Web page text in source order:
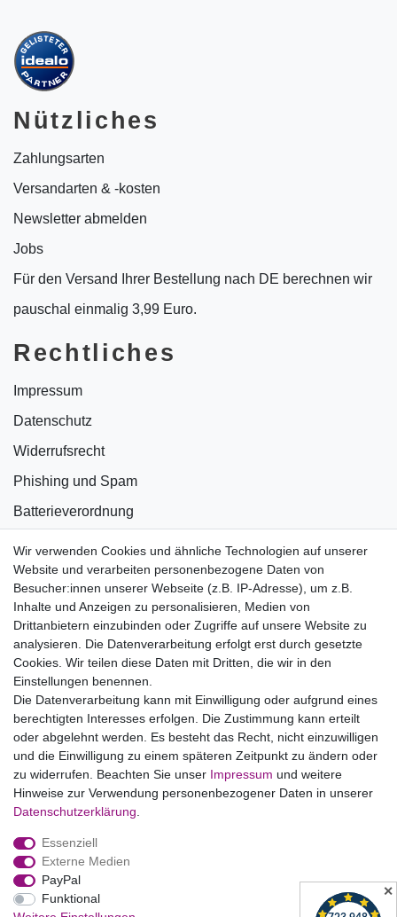
Wir verwenden Cookies und ähnliche Technologien auf unserer
Website und verarbeiten personenbezogene Daten von
Besucher:innen unserer Webseite (z.B. IP-Adresse), um z.B.
Inhalte und Anzeigen zu personalisieren, Medien von
Drittanbietern einzubinden oder Zugriffe auf unsere Website zu
analysieren. Die Datenverarbeitung erfolgt erst durch gesetzte
Cookies. Wir teilen diese Daten mit Dritten, die wir in den
Einstellungen benennen.
Die Datenverarbeitung kann mit Einwilligung oder aufgrund eines
berechtigten Interesses erfolgen. Die Zustimmung kann erteilt
oder abgelehnt werden. Es besteht das Recht, nicht einzuwilligen
und die Einwilligung zu einem späteren Zeitpunkt zu ändern oder
zu widerrufen. Beachten Sie unser Impressum und weitere
Hinweise zur Verwendung personenbezogener Daten in unserer
Daten­schutz­erklärung
Essenziell
Externe Medien
PayPal
Funktional
Nützliches
Zahlungsarten
Versandarten & -kosten
Newsletter abmelden
Jobs
Für den Versand Ihrer Bestellung nach DE berechnen wir
pauschal einmalig 3,99 Euro.
Rechtliches
Impressum
Datenschutz
Widerrufsrecht
Phishing und Spam
Batterieverordnung
Bildnachweise
AGB
Vertrag widerrufen
B2BKunden
Zum Händlerbereich
PrivatKunden
Neukundenanmeldung
Mein Konto
Zahlung & Versand ✕